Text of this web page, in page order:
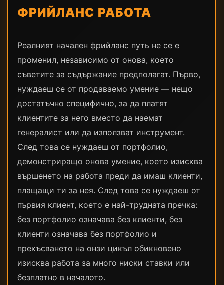
ФРИЙЛАНС РАБОТА
Реалният начален фрийланс путь не се е
променил, независимо от онова, което
съветите за съдържание предполагат. Първо,
нуждаеш се от продаваемо умение — нещо
достатъчно специфично, за да платят
клиентите за него вместо да наемат
генералист или да използват инструмент.
След това се нуждаеш от портфолио,
демонстриращо онова умение, което изисква
вършенето на работа преди да имаш клиенти,
плащащи ти за нея. След това се нуждаеш от
първия клиент, което е най-трудната пречка:
без портфолио означава без клиенти, без
клиенти означава без портфолио и
прекъсването на онзи цикъл обикновено
изисква работа за много ниски ставки или
безплатно в началото.